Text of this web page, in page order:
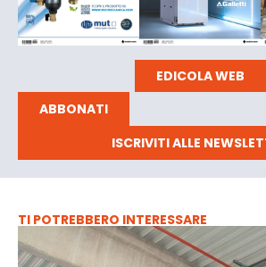
EDICOLA WEB
ABBONATI
ISCRIVITI ALLE
TI POTREBBERO INTERESSARE